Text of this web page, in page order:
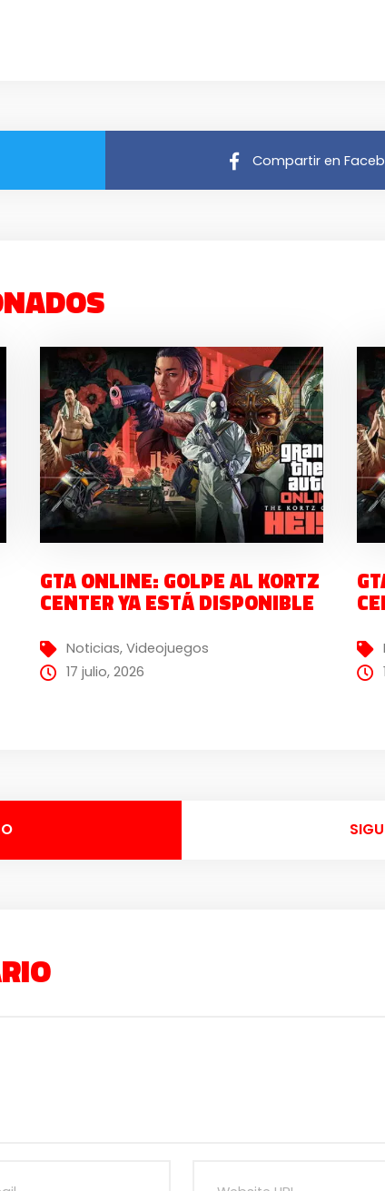
Compartir en
GTA ONLINE: GOLPE AL KORTZ
CENTER YA ESTÁ DISPONIBLE
Noticias, Videojuegos
17 julio, 2026